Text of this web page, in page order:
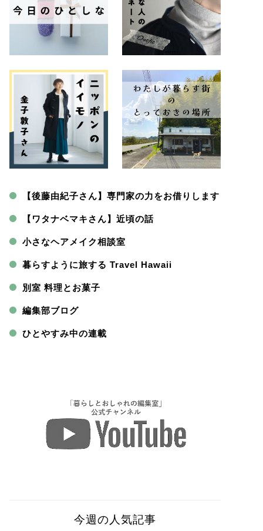
【後藤由紀子さん】専門家の力をお借りします
【ワタナベマキさん】近頃の話
小さなヘアメイク相談室
暮らすように旅する Travel Hawaii
別室 料理とお菓子
編集部ブログ
ひとやすみ中の連載
今週の人気記事